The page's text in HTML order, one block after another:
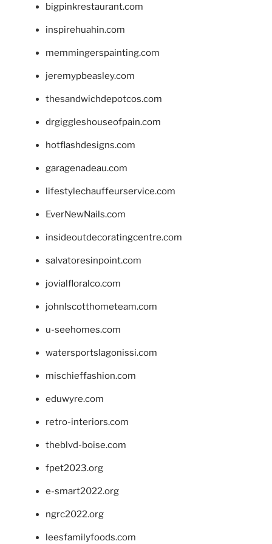
bigpinkrestaurant.com
inspirehuahin.com
memmingerspainting.com
jeremypbeasley.com
thesandwichdepotcos.com
drgiggleshouseofpain.com
hotflashdesigns.com
garagenadeau.com
lifestylechauffeurservice.com
EverNewNails.com
insideoutdecoratingcentre.com
salvatoresinpoint.com
jovialfloralco.com
johnlscotthometeam.com
u-seehomes.com
watersportslagonissi.com
mischieffashion.com
eduwyre.com
retro-interiors.com
theblvd-boise.com
fpet2023.org
e-smart2022.org
ngrc2022.org
leesfamilyfoods.com